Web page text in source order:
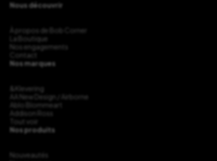
Nous découvrir
À propos de Bob Corner
La Boutique
Nos engagements
Contact
Nos marques
&Klevering
AA New Design / Airborne
Ablo Blommeart
Addison Ross
Tout voir
Nos produits
Nouveautés